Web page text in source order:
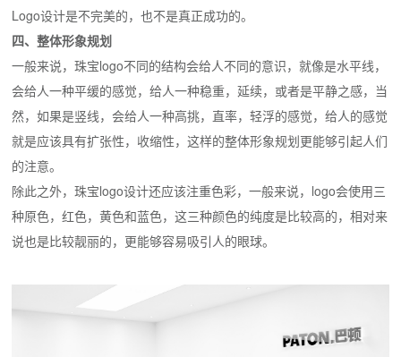
Logo设计是不完美的，也不是真正成功的。
四、整体形象规划
一般来说，珠宝logo不同的结构会给人不同的意识，就像是水平线，
会给人一种平缓的感觉，给人一种稳重，延续，或者是平静之感，当
然，如果是竖线，会给人一种高挑，直率，轻浮的感觉，给人的感觉
就是应该具有扩张性，收缩性，这样的整体形象规划更能够引起人们
的注意。
除此之外，珠宝logo设计还应该注重色彩，一般来说，logo会使用三
种原色，红色，黄色和蓝色，这三种颜色的纯度是比较高的，相对来
说也是比较靓丽的，更能够容易吸引人的眼球。